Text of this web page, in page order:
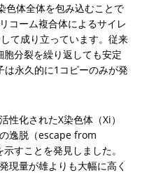
色体全体を包み込むことで
コーム複合体によるサイレ
て成り立っています。従来
分裂を繰り返しても安定
は永久的に1コピーのみが発
性化されたX染色体（Xi）
逸脱（escape from
すことを発見しました。
現量が雄よりも大幅に高く